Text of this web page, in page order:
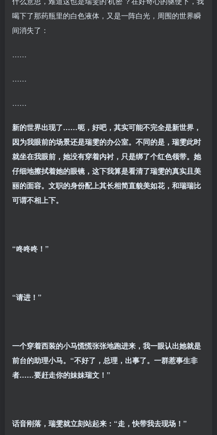
喝下了那药瓶里的白色液体，又是一阵白光，周围的世界瞬
间消失了：
……
……
……
新的世界出现了……呃，好吧，其实可能不完全是新世界，
因为我眼前的场景还是瑞雯的办公室。不同的是，瑞雯此时
就坐在我眼前，她没有穿着内衬，只是绑了个红色领带。她
仔细地擦拭着她的眼镜，这下我算是看清了瑞雯的真实且美
丽的面容。文职的身份配上其长相简直貌美如花，和瑞瑞比
可谓不相上下。
“咚咚咚！”
“请进！”
一个穿着西装的小马慌慌张张地跑进来，我一眼认出她就是
前台的助理小马。“不好了，总理，出事了。一群惹事生非
者……要赶走你的妹妹瑞文！”
话音刚落，瑞雯就立刻站起来：“走，快带我去现场！”